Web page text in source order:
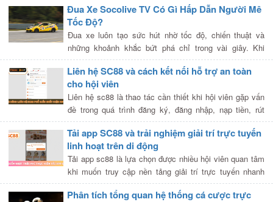
có thể sở hữu […]
Đua Xe Socolive TV Có Gì Hấp Dẫn Người Mê
Tốc Độ?
Đua xe luôn tạo sức hút nhờ tốc độ, chiến thuật và
những khoảnh khắc bứt phá chỉ trong vài giây. Khi
người dùng tìm đến trực tiếp Socolive TV, nhu cầu
thường không chỉ […]
Liên hệ SC88 và cách kết nối hỗ trợ an toàn
cho hội viên
Liên hệ sc88 là thao tác cần thiết khi hội viên gặp vấn
đề trong quá trình đăng ký, đăng nhập, nạp tiền, rút
tiền, nhận khuyến mãi hoặc trải nghiệm các chuyên
mục giải trí trực […]
Tải app SC88 và trải nghiệm giải trí trực tuyến
linh hoạt trên di động
Tải app sc88 là lựa chọn được nhiều hội viên quan tâm
khi muốn truy cập nền tảng giải trí trực tuyến nhanh
hơn, ổn định hơn và thuận tiện hơn so với trình duyệt
thông thường. […]
Phân tích tổng quan hệ thống cá cược trực